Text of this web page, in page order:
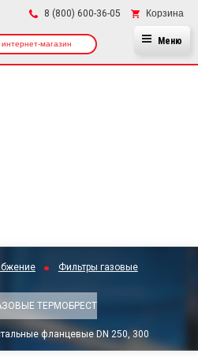
8 (800) 600-36-05 Корзина
магазин Меню
Фильтры газовые
ТЕРМОБРЕСТ
фланцевые DN 250, 300
×